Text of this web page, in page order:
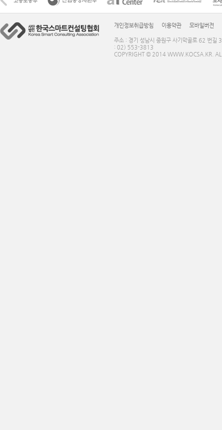
개인정보취급방침 이용약관 모바일버전
주소 : 경기 성남시 중원구 사기막골로 62 번
: 02) 553-3813
COPYRIGHT © 2014 WWW.KOCSA.KR.